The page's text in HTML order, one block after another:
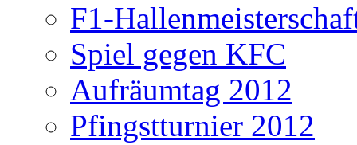
F1-
Spiel gegen KFC
Aufräumtag 2012
Pfingstturnier 2012